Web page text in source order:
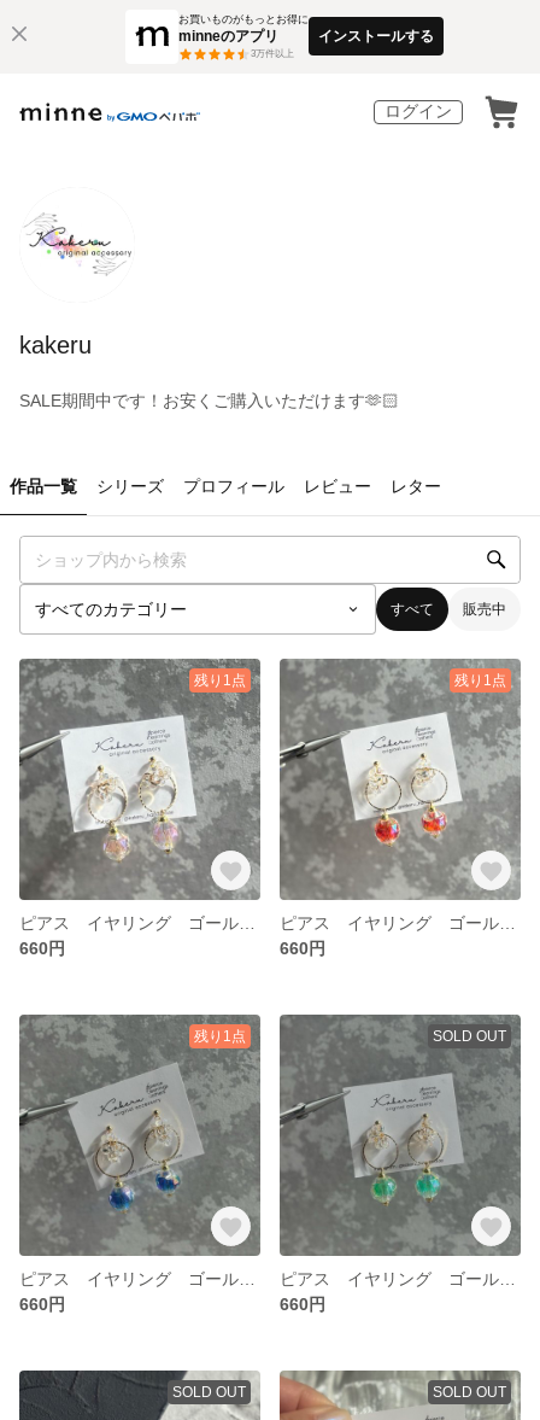
お買いものがもっとお得に
minneのアプリ
3万件以上
インストールする
ログイン
kakeru
SALE期間中です！お安くご購入いただけます🫶🏻
作品一覧 シリーズ プロフィール レビュー レター
すべて 販売中
残り1点
660円
残り1点
660円
残り1点
660円
SOLD OUT
660円
SOLD OUT SOLD OUT